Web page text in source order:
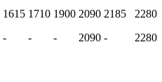
1615
-
1710
-
1900
-
2090
2090
2185
-
2280
2280